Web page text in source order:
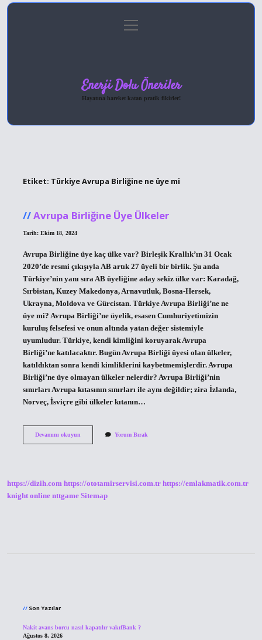
Gizlilik Politikası
menüyü
aç
Enerji Dolu Öneriler
Hayatına hareket katan pratik fikirler!
Etiket: Türkiye Avrupa Birliğine ne üye mi
Avrupa Birliğine Üye Ülkeler
Tarih: Ekim 18, 2024
Avrupa Birliğine üye kaç ülke var? Birleşik Krallık’ın 31 Ocak
2020’de resmi çıkışıyla AB artık 27 üyeli bir birlik. Şu anda
Türkiye’nin yanı sıra AB üyeliğine aday sekiz ülke var: Karadağ,
Sırbistan, Kuzey Makedonya, Arnavutluk, Bosna-Hersek,
Ukrayna, Moldova ve Gürcistan. Türkiye Avrupa Birliği’ne ne
üye mi? Avrupa Birliği’ne üyelik, esasen Cumhuriyetimizin
kuruluş felsefesi ve onun altında yatan değer sistemiyle
uyumludur. Türkiye, kendi kimliğini koruyarak Avrupa
Birliği’ne katılacaktır. Bugün Avrupa Birliği üyesi olan ülkeler,
katıldıktan sonra kendi kimliklerini kaybetmemişlerdir. Avrupa
Birliği’ne üye olmayan ülkeler nelerdir? Avrupa Birliği’nin
sınırları Avrupa kıtasının sınırları ile aynı değildir; zira İzlanda,
Norveç, İsviçre gibi ülkeler kıtanın…
Devamını okuyunAvrupa
Yorum Bırak
https://dizih.com https://ototamirservisi.com.tr https://emlakmatik.com.tr
knight online nttgame Sitemap
Son Yazılar
Nakit avans borcu nasıl kapatılır vakıfBank ?
Ağustos 8, 2026